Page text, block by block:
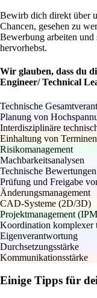
Bewirb dich direkt über
Chancen, gesehen zu
Bewerbung arbeiten und
hervorhebst.
Wir glauben, dass du
Engineer/ Technical
Technische
Planung von
Interdisziplinäre
Einhaltung von
Risikomanagement
Machbarkeitsanalysen
Technische Bewertungen
Prüfung und Freigabe
Änderungsmanagement
CAD-Systeme (2D/3D)
Projektmanagement
Koordination komplexer
Eigenverantwortung
Durchsetzungsstärke
Kommunikationsstärke
Einige Tipps für